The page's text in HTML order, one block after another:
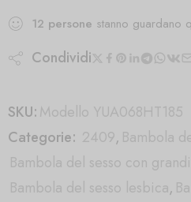
12 persone stanno guardano
Condividi
SKU:Modello YUA068HT185
Categorie: 2409, Bambola
Bambola del sesso con
Bambola del sesso lesbica,